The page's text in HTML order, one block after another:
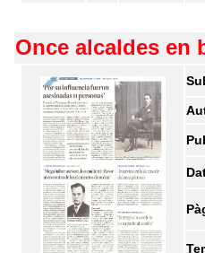
Once alcaldes en